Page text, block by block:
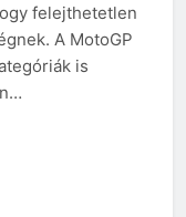
felejthetetlen
A MotoGP
is